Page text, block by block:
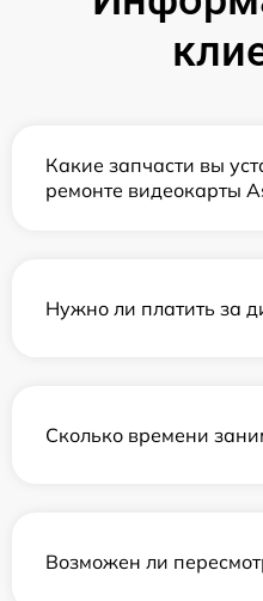
Какие запчасти вы
ремонте видеокарты
Нужно ли платить за
Сколько времени
Возможен ли